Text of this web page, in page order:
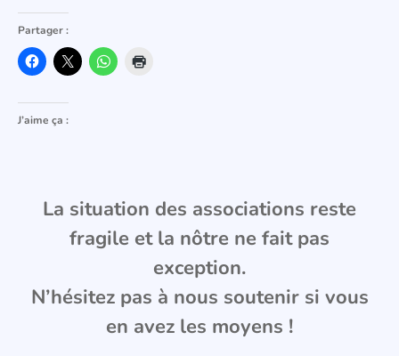
Partager :
J’aime ça :
La situation des associations reste
fragile et la nôtre ne fait pas
exception.
N’hésitez pas à nous soutenir si vous
en avez les moyens !